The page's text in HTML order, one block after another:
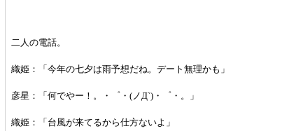
二人の電話。
織姫：「今年の七夕は雨予想だね。デート無理かも」
彦星：「何でやー！。・゜・(ノД`)・゜・。」
織姫：「台風が来てるから仕方ないよ」